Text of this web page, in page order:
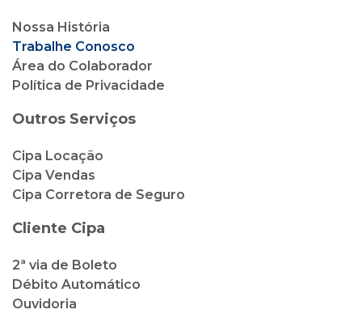
Nossa História
Trabalhe Conosco
Área do Colaborador
Política de Privacidade
Outros Serviços
Cipa Locação
Cipa Vendas
Cipa Corretora de Seguro
Cliente Cipa
2ª via de Boleto
Débito Automático
Ouvidoria